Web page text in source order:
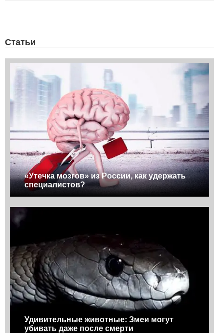
Статьи
«Утечка мозгов» из России, как удержать
специалистов?
Удивительные животные: Змеи могут
убивать даже после смерти